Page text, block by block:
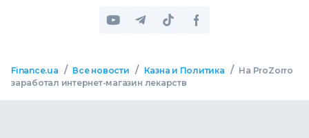
Finance.ua / Все новости / Казна и Политика / На ProZorro
заработал интернет-магазин лекарств